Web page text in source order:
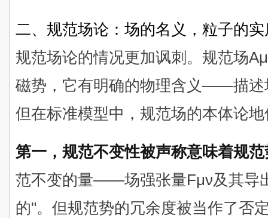
二、规范场论：场的名义，粒子的实
规范场论的情况更加讽刺。规范场
磁势，它有明确的物理含义——描述
但在标准模型中，规范场的本体论
第一，规范不变性被声称意味着规
范不变的量——场强张量Fμν及其
的"。但规范势的冗余度被当作了否